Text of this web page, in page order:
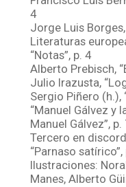
4
Jorge Luis
Literaturas
“Notas”, p. 4
Alberto Prebisch,
Julio Irazusta,
Sergio Piñero (h.),
“Manuel Gálvez y
Manuel Gálvez”, p.
Tercero en
“Parnaso satírico”,
Ilustraciones:
Manes, Alberto